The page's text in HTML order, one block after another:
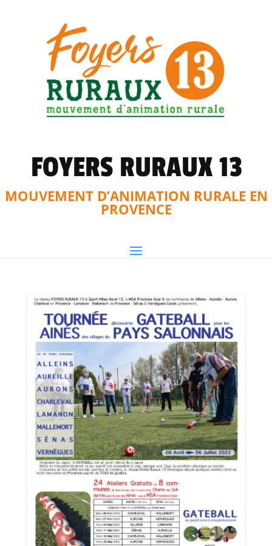
FOYERS RURAUX 13
MOUVEMENT D’ANIMATION RURALE EN
PROVENCE